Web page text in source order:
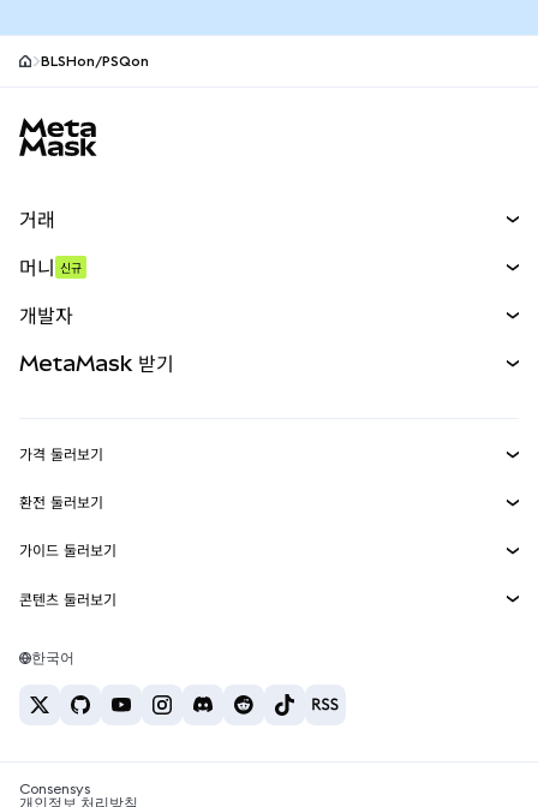
BLSHon/PSQon
거래
무기한 선물
실물자산
머니 신규
개발자
MetaMask Connect
Snaps
웹3 서비스
MetaMask 받기
보안
고객 지원
채용
가격 둘러보기
이더리움 가격
솔라나 가격
테더 가격
환전 둘러보기
ETH를 USD로 환전
USDT를 INR로 환전
BTC를 INR로 환전
ETH를 USDT로 환전
가이드 둘러보기
ETH 매수
USDT 매수
SHIB 매수
콘텐츠 둘러보기
솔라나 지갑
암호화폐 세금 뉴스
한국어
Consensys
개인정보 처리방침